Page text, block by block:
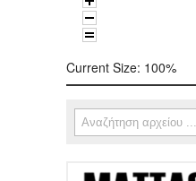
Current Size: 100%
Φόρμα
Αναζήτηση